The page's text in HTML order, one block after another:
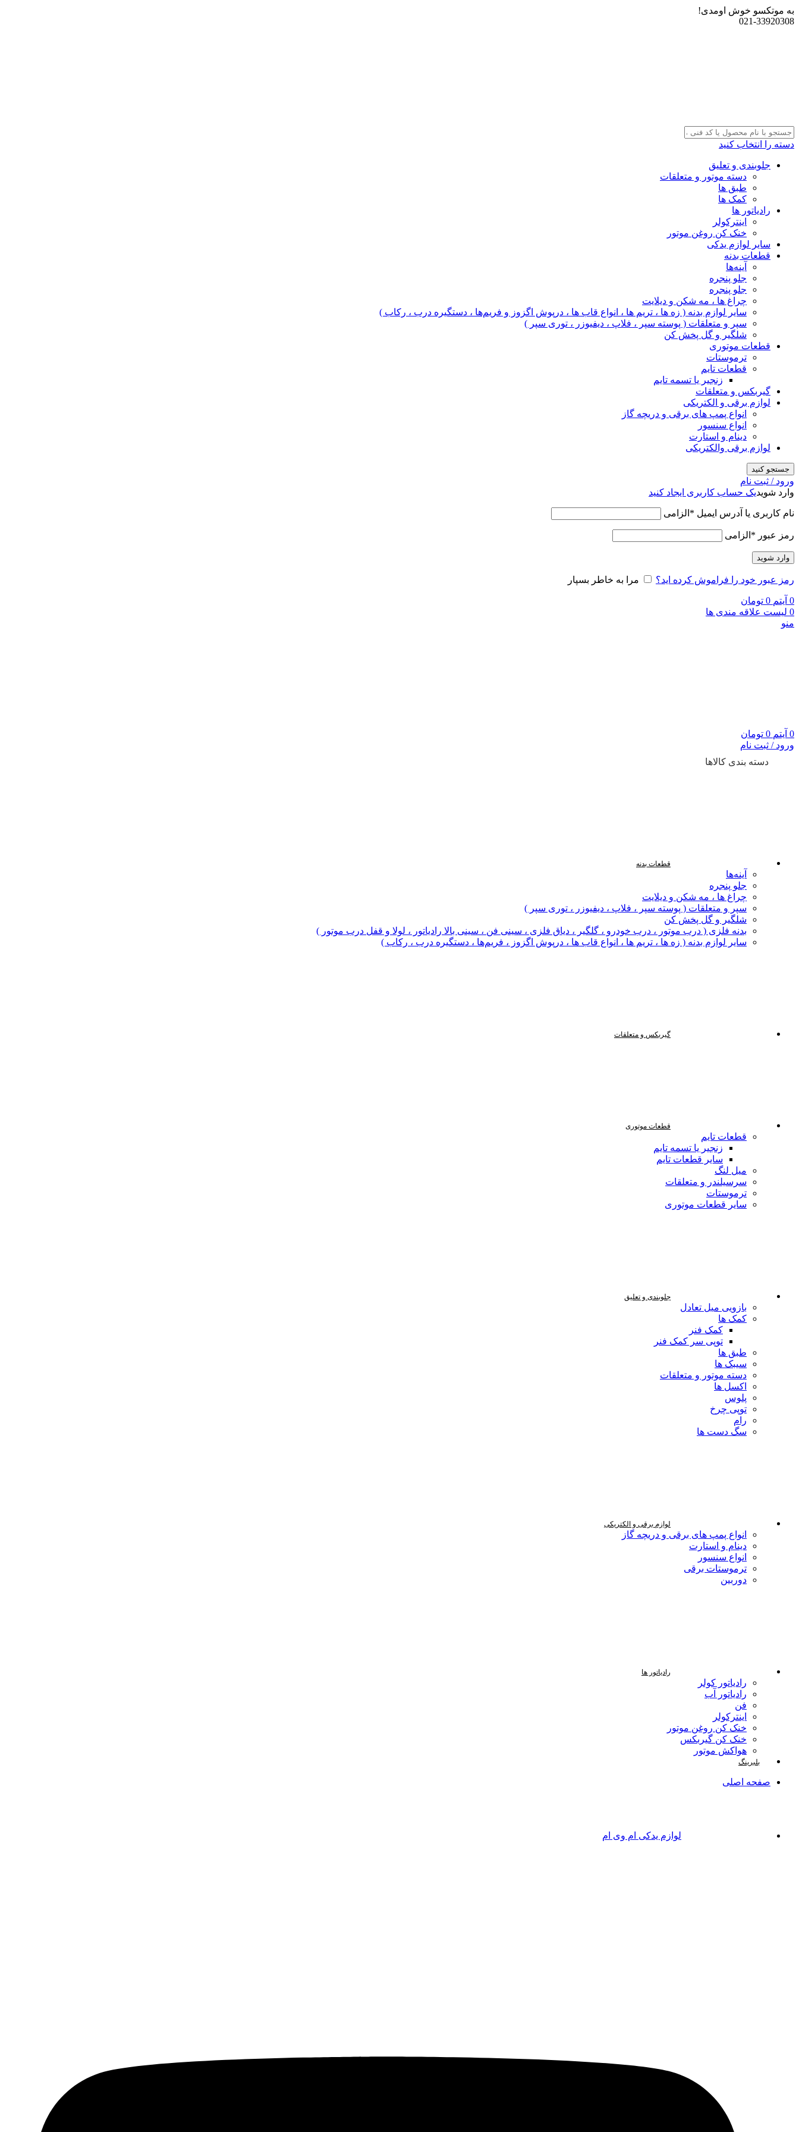
به موتکسو خوش اومدی!
021-33920308
دسته را انتخاب کنید
جلوبندی و تعلیق
دسته موتور و متعلقات
طبق ها
کمک ها
رادیاتور ها
اینترکولر
خنک کن روغن موتور
سایر لوازم یدکی
قطعات بدنه
آینه‌ها
جلو پنجره
جلو پنجره
چراغ‌ ها ، مه‌ شکن و دیلایت
سایر لوازم بدنه ( زه ها ، تریم ها ، انواع قاب ها ، درپوش اگزوز و فریم‌ها ، دستگیره درب ، رکاب )
سپر و متعلقات ( پوسته سپر ، فلاپ ، دیفیوزر ، توری سپر )
شلگیر و گل‌ پخش‌ کن
قطعات موتوری
ترموستات
قطعات تایم
زنجیر یا تسمه تایم
گیربکس و متعلقات
لوازم برقی و الکتریکی
انواع پمپ های برقی و دریچه گاز
انواع سنسور
دینام و استارت
لوازم برقی والکتریکی
جستجو کنید
ورود / ثبت نام
وارد شویدیک حساب کاربری ایجاد کنید
نام کاربری یا آدرس ایمیل * الزامی
رمز عبور * الزامی
وارد شوید
رمز عبور خود را فراموش کرده اید؟ مرا به خاطر بسپار
0 آیتم 0 تومان
0 لیست علاقه مندی ها
منو
0 آیتم 0 تومان
ورود / ثبت نام
دسته بندی کالاها
قطعات بدنه
آینه‌ها
جلو پنجره
چراغ‌ ها ، مه‌ شکن و دیلایت
سپر و متعلقات ( پوسته سپر ، فلاپ ، دیفیوزر ، توری سپر )
شلگیر و گل‌ پخش‌ کن
بدنه فلزی ( درب موتور ، درب خودرو ، گلگیر ، دیاق فلزی ، سینی فن ، سینی بالا رادیاتور ، لولا و قفل درب موتور )
سایر لوازم بدنه ( زه ها ، تریم ها ، انواع قاب ها ، درپوش اگزوز ، فریم‌ها ، دستگیره درب ، رکاب )
گیربکس و متعلقات
قطعات موتوری
قطعات تایم
زنجیر یا تسمه تایم
سایر قطعات تایم
میل لنگ
سرسیلندر و متعلقات
ترموستات
سایر قطعات موتوری
جلوبندی و تعلیق
بازویی میل تعادل
کمک ها
کمک فنر
توپی سر کمک فنر
طبق ها
سیبک ها
دسته موتور و متعلقات
اکسل ها
پلوس
توپی چرخ
رام
سگ دست ها
لوازم برقی و الکتریکی
انواع پمپ های برقی و دریچه گاز
دینام و استارت
انواع سنسور
ترموستات برقی
دوربین
رادیاتور ها
رادیاتور کولر
رادیاتور آب
فن
اینترکولر
خنک کن روغن موتور
خنک کن گیربکس
هواکش موتور
بلبرینگ
صفحه اصلی
لوازم یدکی ام وی ام